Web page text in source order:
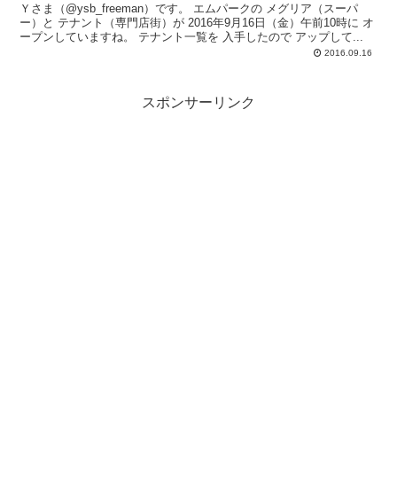
Ｙさま（@ysb_freeman）です。 エムパークの メグリア（スーパ
ー）と テナント（専門店街）が 2016年9月16日（金）午前10時に オ
ープンしていますね。 テナント一覧を 入手したので アップして...
2016.09.16
スポンサーリンク